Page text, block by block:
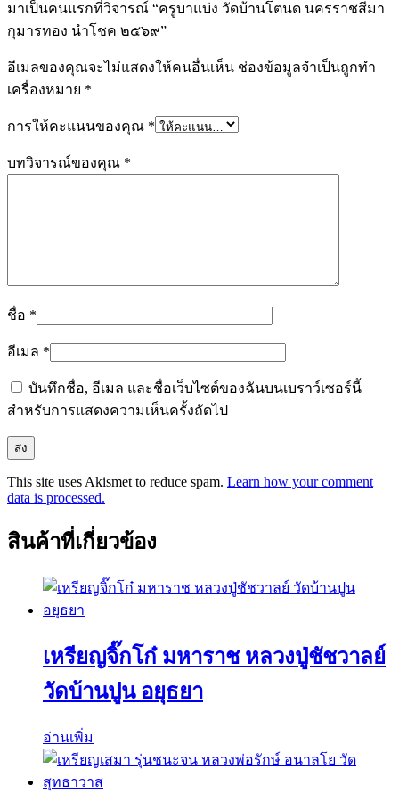
มาเป็นคนแรกที่วิจารณ์ “ครูบาแบ่ง วัดบ้านโตนด นครราชสีมา
กุมารทอง นำโชค ๒๕๖๙”
อีเมลของคุณจะไม่แสดงให้คนอื่นเห็น ช่องข้อมูลจำเป็นถูกทำ
เครื่องหมาย *
การให้คะแนนของคุณ *
บทวิจารณ์ของคุณ *
ชื่อ *
อีเมล *
บันทึกชื่อ, อีเมล และชื่อเว็บไซต์ของฉันบนเบราว์เซอร์นี้
สำหรับการแสดงความเห็นครั้งถัดไป
This site uses Akismet to reduce spam. Learn how your comment
data is processed.
สินค้าที่เกี่ยวข้อง
เหรียญจิ๊กโก๋ มหาราช หลวงปู่ชัชวาลย์
วัดบ้านปูน อยุธยา
อ่านเพิ่ม